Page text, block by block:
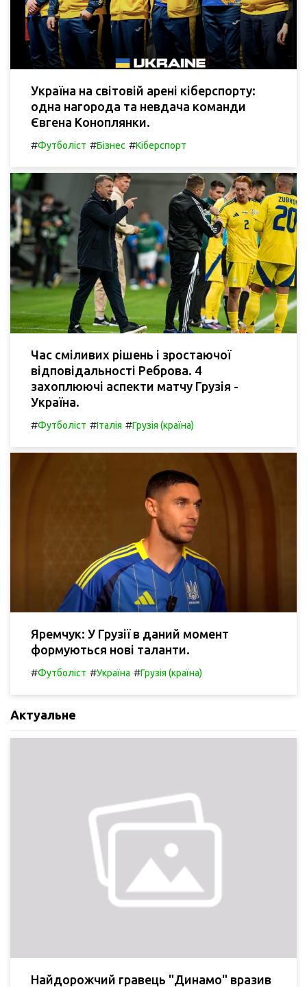
Україна на світовій арені кіберспорту:
одна нагорода та невдача команди
Євгена Коноплянки.
#Футболіст #Бізнес #Кіберспорт
Час сміливих рішень і зростаючої
відповідальності Реброва. 4
захоплюючі аспекти матчу Грузія -
Україна.
#Футболіст #Італія #Грузія (країна)
Яремчук: У Грузії в даний момент
формуються нові таланти.
#Футболіст #Україна #Грузія (країна)
Актуальне
Найдорожчий гравець "Динамо" вразив